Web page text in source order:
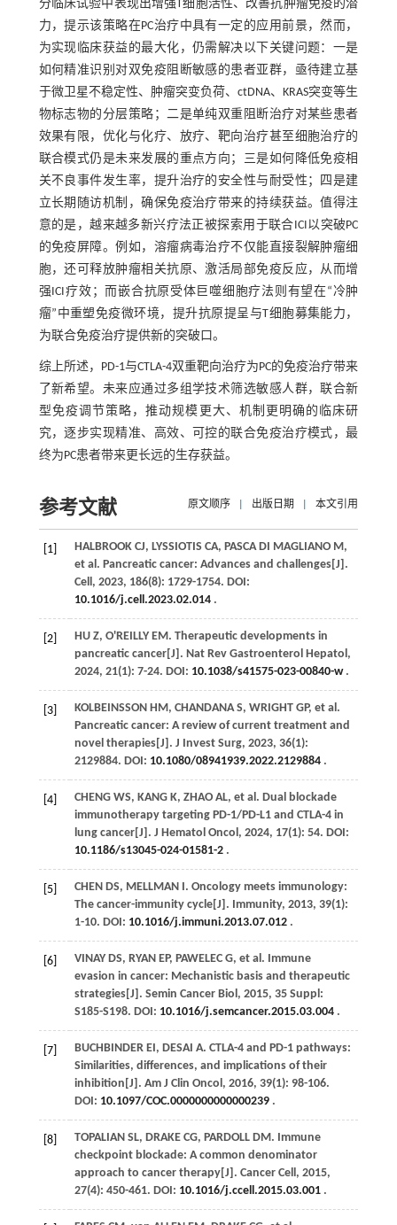
分临床试验中表现出增强T细胞活性、改善抗肿瘤免疫的潜
力，提示该策略在PC治疗中具有一定的应用前景，然而，
为实现临床获益的最大化，仍需解决以下关键问题：一是
如何精准识别对双免疫阻断敏感的患者亚群，亟待建立基
于微卫星不稳定性、肿瘤突变负荷、ctDNA、KRAS突变等生
物标志物的分层策略；二是单纯双重阻断治疗对某些患者
效果有限，优化与化疗、放疗、靶向治疗甚至细胞治疗的
联合模式仍是未来发展的重点方向；三是如何降低免疫相
关不良事件发生率，提升治疗的安全性与耐受性；四是建
立长期随访机制，确保免疫治疗带来的持续获益。值得注
意的是，越来越多新兴疗法正被探索用于联合ICI以突破PC
的免疫屏障。例如，溶瘤病毒治疗不仅能直接裂解肿瘤细
胞，还可释放肿瘤相关抗原、激活局部免疫反应，从而增
强ICI疗效；而嵌合抗原受体巨噬细胞疗法则有望在“冷肿
瘤”中重塑免疫微环境，提升抗原提呈与T细胞募集能力，
为联合免疫治疗提供新的突破口。
综上所述，PD-1与CTLA-4双重靶向治疗为PC的免疫治疗带来
了新希望。未来应通过多组学技术筛选敏感人群，联合新
型免疫调节策略，推动规模更大、机制更明确的临床研
究，逐步实现精准、高效、可控的联合免疫治疗模式，最
终为PC患者带来更长远的生存获益。
参考文献 原文顺序 出版日期 本文引用
[1] HALBROOK CJ, LYSSIOTIS CA, PASCA DI MAGLIANO M,
et al. Pancreatic cancer: Advances and challenges[J].
Cell, 2023, 186(8): 1729-1754. DOI:
10.1016/j.cell.2023.02.014.
[2] HU Z, O'REILLY EM. Therapeutic developments in
pancreatic cancer[J]. Nat Rev Gastroenterol Hepatol,
2024, 21(1): 7-24. DOI: 10.1038/s41575-023-00840-w.
[3] KOLBEINSSON HM, CHANDANA S, WRIGHT GP, et al.
Pancreatic cancer: A review of current treatment and
novel therapies[J]. J Invest Surg, 2023, 36(1):
2129884. DOI: 10.1080/08941939.2022.2129884.
[4] CHENG WS, KANG K, ZHAO AL, et al. Dual blockade
immunotherapy targeting PD-1/PD-L1 and CTLA-4 in
lung cancer[J]. J Hematol Oncol, 2024, 17(1): 54. DOI:
10.1186/s13045-024-01581-2.
[5] CHEN DS, MELLMAN I. Oncology meets immunology:
The cancer-immunity cycle[J]. Immunity, 2013, 39(1):
1-10. DOI: 10.1016/j.immuni.2013.07.012.
[6] VINAY DS, RYAN EP, PAWELEC G, et al. Immune
evasion in cancer: Mechanistic basis and therapeutic
strategies[J]. Semin Cancer Biol, 2015, 35 Suppl:
S185-S198. DOI: 10.1016/j.semcancer.2015.03.004.
[7] BUCHBINDER EI, DESAI A. CTLA-4 and PD-1 pathways:
Similarities, differences, and implications of their
inhibition[J]. Am J Clin Oncol, 2016, 39(1): 98-106.
DOI: 10.1097/COC.0000000000000239.
[8] TOPALIAN SL, DRAKE CG, PARDOLL DM. Immune
checkpoint blockade: A common denominator
approach to cancer therapy[J]. Cancer Cell, 2015,
27(4): 450-461. DOI: 10.1016/j.ccell.2015.03.001.